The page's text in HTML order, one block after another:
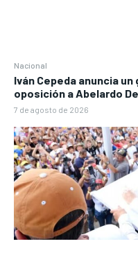
Nacional
Iván Cepeda anuncia
oposición a Abelardo
7 de agosto de 2026